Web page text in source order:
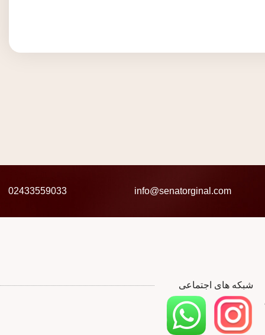
info@senatorginal.com
02433559033
شبکه های اجتماعی